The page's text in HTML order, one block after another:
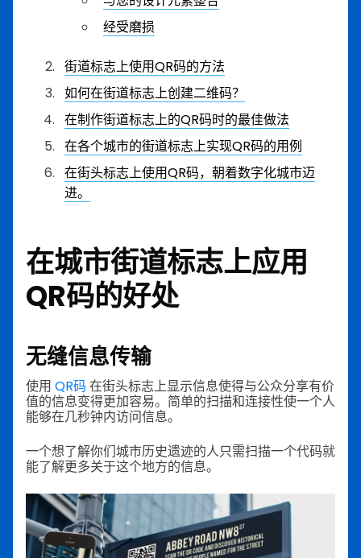
经受磨损
街道标志上使用QR码的方法
如何在街道标志上创建二维码？
在制作街道标志上的QR码时的最佳做法
在各个城市的街道标志上实现QR码的用例
在街头标志上使用QR码，朝着数字化城市迈
进。
在城市街道标志上应用
QR码的好处
无缝信息传输
使用 QR码 在街头标志上显示信息使得与公众分享有价
值的信息变得更加容易。简单的扫描和连接性使一个人
能够在几秒钟内访问信息。
一个想了解你们城市历史遗迹的人只需扫描一个代码就
能了解更多关于这个地方的信息。